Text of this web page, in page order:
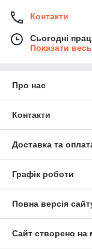
Контакти
Сьогодні
Показати
Про нас
Контакти
Доставка та
Графік роботи
Повна версія
Сайт створено на